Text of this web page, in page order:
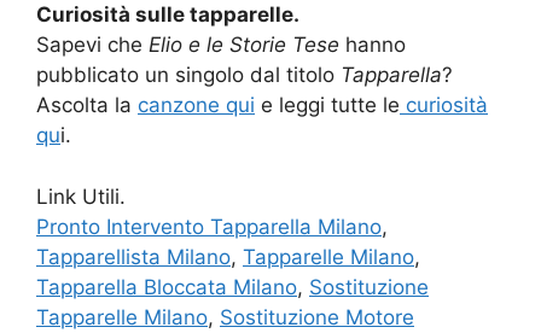
Curiosità sulle tapparelle.
Sapevi che Elio e le Storie Tese hanno
pubblicato un singolo dal titolo Tapparella?
Ascolta la canzone qui e leggi tutte le curiosità
qui.
Link Utili.
Pronto Intervento Tapparella Milano,
Tapparellista Milano, Tapparelle Milano,
Tapparella Bloccata Milano, Sostituzione
Tapparelle Milano, Sostituzione Motore